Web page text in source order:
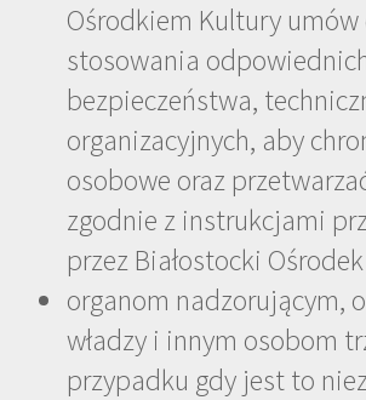
Ośrodkiem Kultury umów
stosowania
bezpieczeństwa,
organizacyjnych, aby
osobowe oraz
zgodnie z instrukcjami
przez Białostocki
organom nadzorującym,
władzy i innym osobom
przypadku gdy jest to